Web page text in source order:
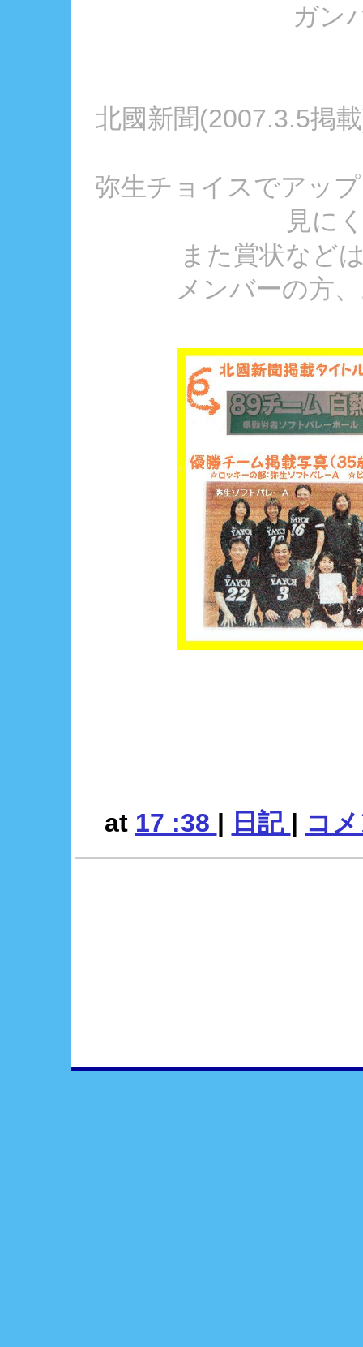
ガン
北國新聞(2007.3.5掲
弥生チョイスでアッ
見に
また賞状など
メンバーの方
at 17 :38 | 日記 | コ